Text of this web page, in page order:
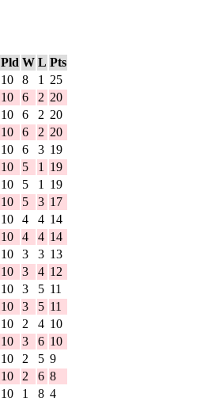
Pld W L Pts
10 8 1
25
10 6 2 20
10 6 2 20
10 6 2 20
10 6 3 19
10 5 1
19
10 5 1
19
10 5 3 17
10 4 4 14
10 4 4 14
10 3 3 13
10 3 4 12
10 3 5 11
10 3 5 11
10 2 4 10
10 3 6 10
10 2 5 9
10 2 6 8
10 1 8 4